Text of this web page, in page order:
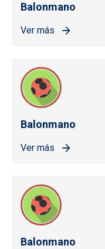
Balonmano
Ver más
Balonmano
Ver más
Balonmano